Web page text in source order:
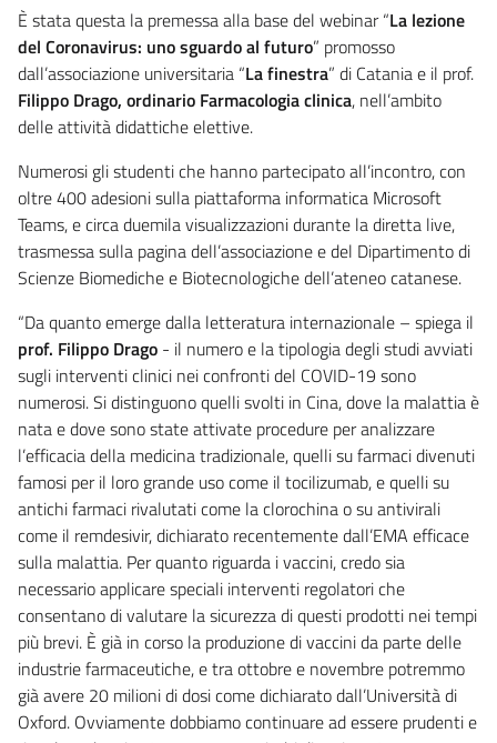
È stata questa la premessa alla base del webinar “La lezione
del Coronavirus: uno sguardo al futuro” promosso
dall’associazione universitaria “La finestra” di Catania e il prof.
Filippo Drago, ordinario Farmacologia clinica, nell’ambito
delle attività didattiche elettive.
Numerosi gli studenti che hanno partecipato all’incontro, con
oltre 400 adesioni sulla piattaforma informatica Microsoft
Teams, e circa duemila visualizzazioni durante la diretta live,
trasmessa sulla pagina dell’associazione e del Dipartimento di
Scienze Biomediche e Biotecnologiche dell’ateneo catanese.
“Da quanto emerge dalla letteratura internazionale – spiega il
prof. Filippo Drago - il numero e la tipologia degli studi avviati
sugli interventi clinici nei confronti del COVID-19 sono
numerosi. Si distinguono quelli svolti in Cina, dove la malattia è
nata e dove sono state attivate procedure per analizzare
l’efficacia della medicina tradizionale, quelli su farmaci divenuti
famosi per il loro grande uso come il tocilizumab, e quelli su
antichi farmaci rivalutati come la clorochina o su antivirali
come il remdesivir, dichiarato recentemente dall’EMA efficace
sulla malattia. Per quanto riguarda i vaccini, credo sia
necessario applicare speciali interventi regolatori che
consentano di valutare la sicurezza di questi prodotti nei tempi
più brevi. È già in corso la produzione di vaccini da parte delle
industrie farmaceutiche, e tra ottobre e novembre potremmo
già avere 20 milioni di dosi come dichiarato dall’Università di
Oxford. Ovviamente dobbiamo continuare ad essere prudenti e